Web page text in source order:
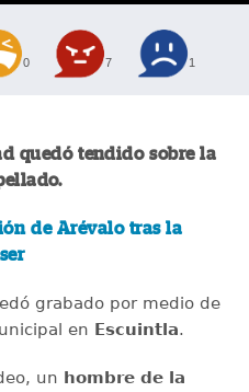
0 7 1
quedó tendido sobre la
de Arévalo tras la
grabado por medio de
en Escuintla.
un hombre de la